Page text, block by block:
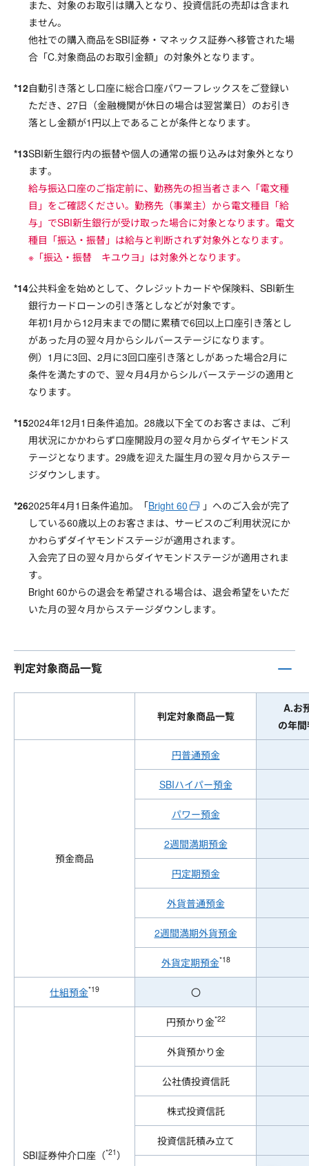
また、対象のお取引は購入となり、投資信託の売却は含まれ
ません。
他社での購入商品をSBI証券・マネックス証券へ移管された場
合「C.対象商品のお取引金額」の対象外となります。
自動引き落とし口座に総合口座パワーフレックスをご登録い
ただき、27日（金融機関が休日の場合は翌営業日）のお引き
落とし金額が1円以上であることが条件となります。
SBI新生銀行内の振替や個人の通常の振り込みは対象外となり
ます。
給与振込口座のご指定前に、勤務先の担当者さまへ「電文種
目」をご確認ください。勤務先（事業主）から電文種目「給
与」でSBI新生銀行が受け取った場合に対象となります。電文
種目「振込・振替」は給与と判断されず対象外となります。
※「振込・振替 キユウヨ」は対象外となります。
公共料金を始めとして、クレジットカードや保険料、SBI新生
銀行カードローンの引き落としなどが対象です。
年初1月から12月末までの間に累積で6回以上口座引き落とし
があった月の翌々月からシルバーステージになります。
例）1月に3回、2月に3回口座引き落としがあった場合2月に
条件を満たすので、翌々月4月からシルバーステージの適用と
なります。
2024年12月1日条件追加。28歳以下全てのお客さまは、ご利
用状況にかかわらず口座開設月の翌々月からダイヤモンドス
テージとなります。29歳を迎えた誕生月の翌々月からステー
ジダウンします。
2025年4月1日条件追加。「Bright 60
」へのご入会が完了
している60歳以上のお客さまは、サービスのご利用状況にか
かわらずダイヤモンドステージが適用されます。
入会完了日の翌々月からダイヤモンドステージが適用されま
す。
Bright 60からの退会を希望される場合は、退会希望をいただ
いた月の翌々月からステージダウンします。
判定対象商品一覧
判定対象商品一覧
A.お
の年
預金商品
円普通預金
SBIハイパー預金
パワー預金
2週間満期預金
円定期預金
外貨普通預金
2週間満期外貨預金
外貨定期預金*18
仕組預金*19 〇
SBI証券仲介口座（*21）
円預かり金*22
外貨預かり金
公社債投資信託
株式投資信託
投資信託積み立て